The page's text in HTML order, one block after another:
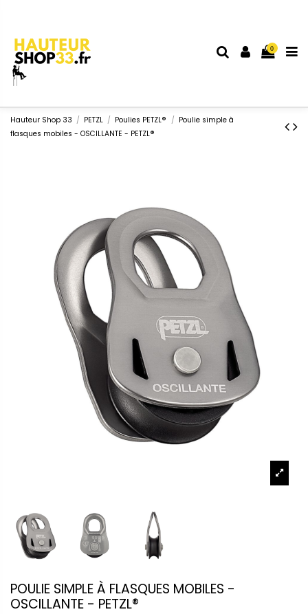
0
Hauteur Shop 33 PETZL Poulies PETZL®
Poulie simple à
flasques mobiles - OSCILLANTE - PETZL®
POULIE SIMPLE À FLASQUES MOBILES -
OSCILLANTE - PETZL®